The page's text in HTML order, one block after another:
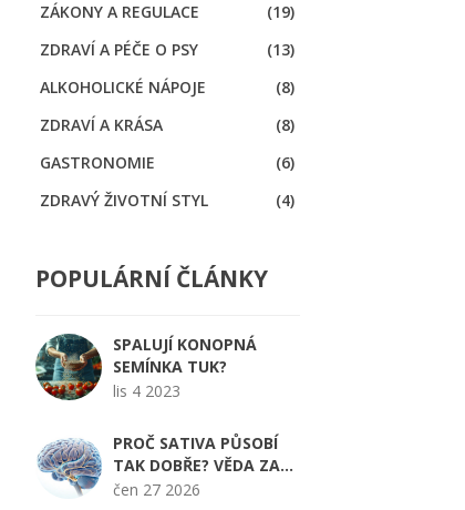
ZÁKONY A REGULACE
(19)
ZDRAVÍ A PÉČE O PSY
(13)
ALKOHOLICKÉ NÁPOJE
(8)
ZDRAVÍ A KRÁSA
(8)
GASTRONOMIE
(6)
ZDRAVÝ ŽIVOTNÍ STYL
(4)
POPULÁRNÍ ČLÁNKY
SPALUJÍ KONOPNÁ
SEMÍNKA TUK?
lis 4 2023
PROČ SATIVA PŮSOBÍ
TAK DOBŘE? VĚDA ZA
EUFORIÍ A H4CBD KVĚTY
čen 27 2026